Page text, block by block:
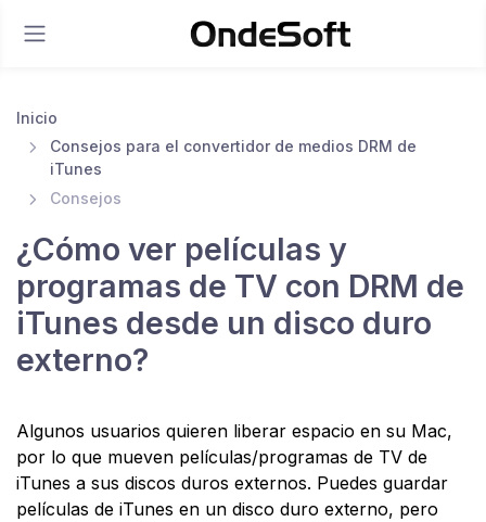
Inicio
Consejos para el convertidor de medios DRM de
iTunes
Consejos
¿Cómo ver películas y
programas de TV con DRM de
iTunes desde un disco duro
externo?
Algunos usuarios quieren liberar espacio en su Mac,
por lo que mueven películas/programas de TV de
iTunes a sus discos duros externos. Puedes guardar
películas de iTunes en un disco duro externo, pero